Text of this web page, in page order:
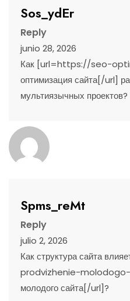
Sos_ydEr
Reply
junio 28, 2026
Как [url=https://seo-
оптимизация сайта[/url]
мультиязычных проектов?
Spms_reMt
Reply
julio 2, 2026
Как структура сайта
prodvizhenie-molodogo-
молодого сайта[/url]?